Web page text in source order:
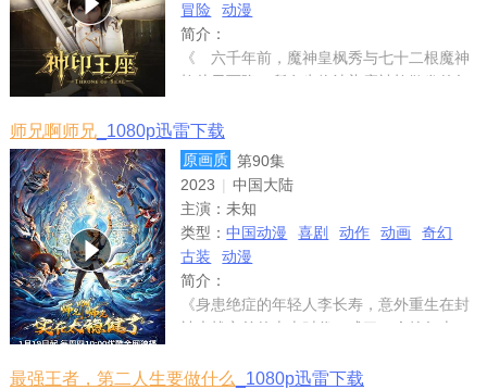
冒险
动漫
简介：
《 六千年前，魔神皇枫秀与七十二根魔神
柱从天而降，所有生物沾染魔神柱散发的气
黑暗年代。随后，人类强者自行组织六大圣
殿，阻挡魔族前进的脚步，逐渐形成人魔共
存的局面。
师兄啊师兄_1080p迅雷下载
原画质 第90集
2023 | 中国大陆
主演：未知
类型：中国动漫 喜剧 动作 动画
奇幻
古装
动漫
简介：
《身患绝症的年轻人李长寿，意外重生在封
神大战之前的上古时代，成了一个炼气士。
命，他低调行事，凡事谋而后动，从不轻易
最强王者，第二人生要做什么 _1080p迅雷下载